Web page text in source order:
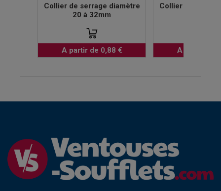
Collier de serrage diamètre
20 à 32mm
A partir de 0,88 €
Collier de
A partir de